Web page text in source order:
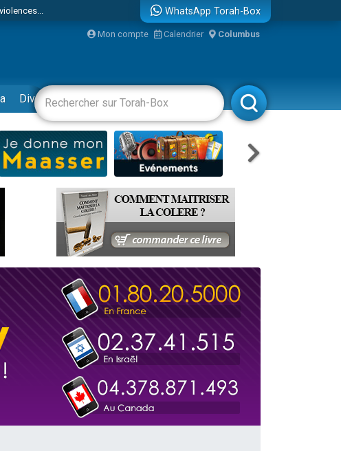
insalubre
WhatsApp Torah-Box
Mon compte Calendrier Columbus
Divertissements Livres Rabbanim